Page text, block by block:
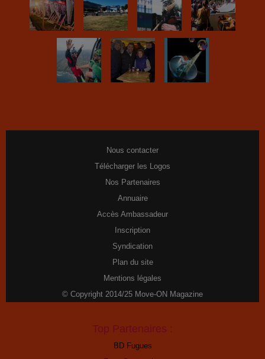
Nous contacter
Télécharger les Logos
Nos Partenaires
Annuaire
Accès Ambassadeur
Inscription
Syndication
Plan du site
Mentions légales
© Copyright 2014/25 Move-ON Magazine
BD Fugues